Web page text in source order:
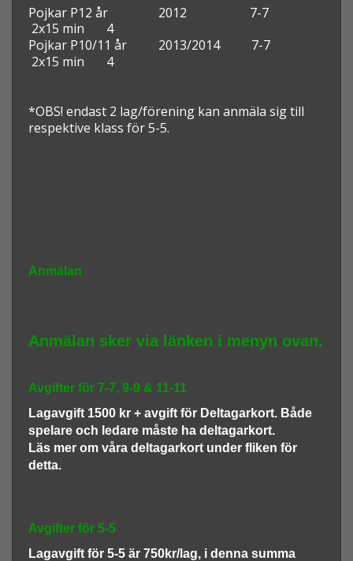
Pojkar P12 år 2012 7-7
2x15 min 4
Pojkar P10/11 år 2013/20147-7
2x15 min 4
*OBS! endast 2 lag/förening kan anmäla sig till
respektive klass för 5-5.
Anmälan
Anmälan sker via länken i menyn ovan.
Avgifter för 7-7, 9-9 & 11-11
Lagavgift 1500 kr + avgift för Deltagarkort. Både
spelare och ledare måste ha deltagarkort.
Läs mer om våra deltagarkort under fliken för
detta.
Avgifter för 5-5
Lagavgift för 5-5 är 750kr/lag, i denna summa